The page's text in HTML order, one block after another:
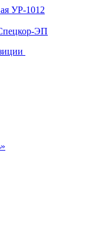
УР-1012
ЭП